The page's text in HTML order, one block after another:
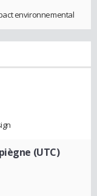
environnemental
(UTC)